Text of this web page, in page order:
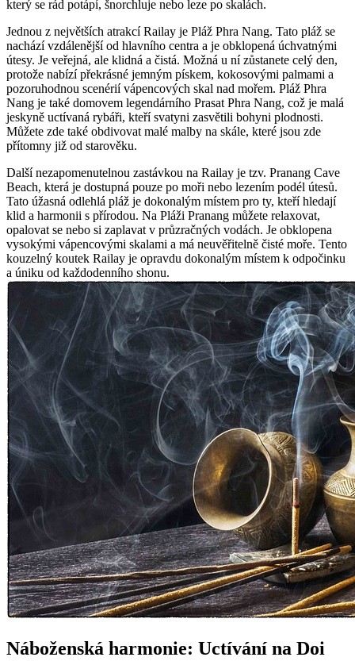
který se rád potápí, šnorchluje nebo leze po skalách.
Jednou z největších atrakcí Railay je Pláž Phra Nang. Tato pláž se
nachází vzdálenější od hlavního centra a je obklopená úchvatnými
útesy. Je veřejná, ale klidná a čistá. Možná u ní zůstanete celý den,
protože nabízí překrásné jemným pískem, kokosovými palmami a
pozoruhodnou scenérií vápencových skal nad mořem. Pláž Phra
Nang je také domovem legendárního Prasat Phra Nang, což je malá
jeskyně uctívaná rybáři, kteří svatyni zasvětili bohyni plodnosti.
Můžete zde také obdivovat malé malby na skále, které jsou zde
přítomny již od starověku.
Další nezapomenutelnou zastávkou na Railay je tzv. Pranang Cave
Beach, která je dostupná pouze po moři nebo lezením podél útesů.
Tato úžasná odlehlá pláž je dokonalým místem pro ty, kteří hledají
klid a harmonii s přírodou. Na Pláži Pranang můžete relaxovat,
opalovat se nebo si zaplavat v průzračných vodách. Je obklopena
vysokými vápencovými skalami a má neuvěřitelně čisté moře. Tento
kouzelný koutek Railay je opravdu dokonalým místem k odpočinku
a úniku od každodenního shonu.
Náboženská harmonie: Uctívání na Doi